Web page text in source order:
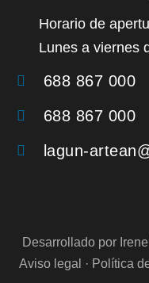
Horario de
Lunes a viernes
688 867 000
688 867 000
lagun-
Desarrollado por
Aviso legal
· Política